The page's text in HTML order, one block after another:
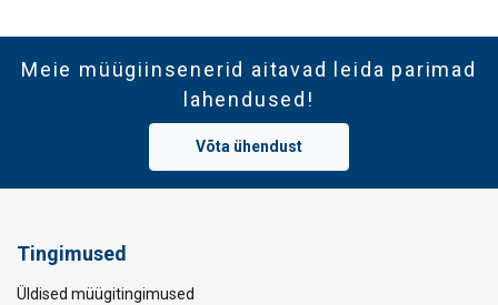
Meie müügiinsenerid aitavad leida parimad
lahendused!
Võta ühendust
Tingimused
Üldised müügitingimused